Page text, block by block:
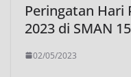
Peringatan Hari
2023 di SMAN
02/05/2023